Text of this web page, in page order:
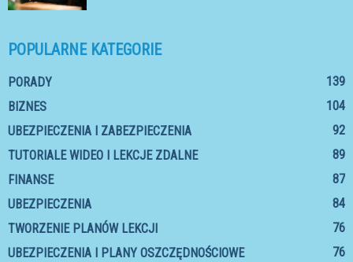
POPULARNE KATEGORIE
PORADY
139
BIZNES
104
UBEZPIECZENIA I ZABEZPIECZENIA
92
TUTORIALE WIDEO I LEKCJE ZDALNE
89
FINANSE
87
UBEZPIECZENIA
84
TWORZENIE PLANÓW LEKCJI
76
UBEZPIECZENIA I PLANY OSZCZĘDNOŚCIOWE
76